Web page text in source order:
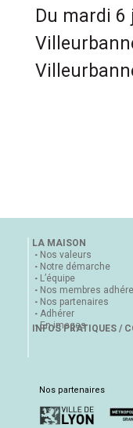
Du mardi 6
LA MAISON
Nos valeurs
Notre démarche
L’équipe
Nos membres
Nos partenaires
Adhérer
En images
INFOS PRATIQUES /
Nos partenaires